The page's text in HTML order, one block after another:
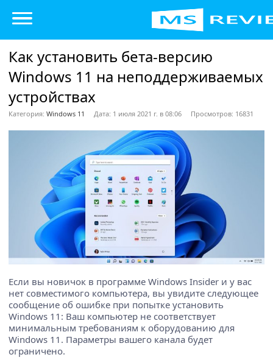
Как установить бета-версию
Windows 11 на неподдерживаемых
устройствах
Категория: Windows 11 Дата: 1 июля 2021 г. в 08:06 Просмотров: 16831
Если вы новичок в программе Windows Insider и у вас
нет совместимого компьютера, вы увидите следующее
сообщение об ошибке при попытке установить
Windows 11: Ваш компьютер не соответствует
минимальным требованиям к оборудованию для
Windows 11. Параметры вашего канала будет
ограничено.